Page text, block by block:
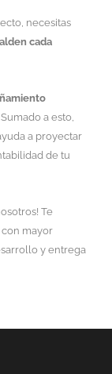
necesitas
cada
a esto,
a proyectar
de tu
Te
con mayor
y entrega